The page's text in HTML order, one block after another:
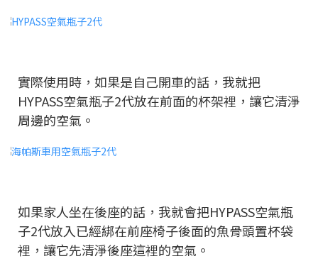
實際使用時，如果是自己開車的話，我就把
HYPASS空氣瓶子2代放在前面的杯架裡，讓它清淨
周邊的空氣。
如果家人坐在後座的話，我就會把HYPASS空氣瓶
子2代放入已經綁在前座椅子後面的魚骨頭置杯袋
裡，讓它先清淨後座這裡的空氣。